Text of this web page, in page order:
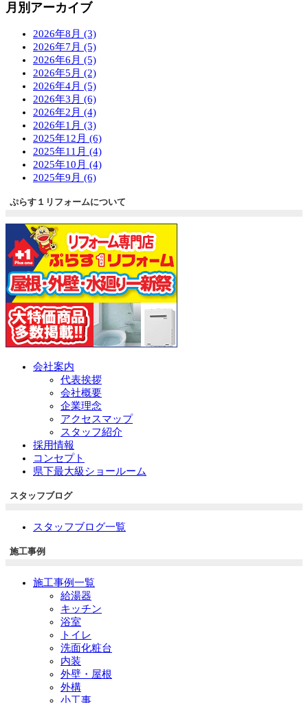
月別アーカイブ
2026年8月 (3)
2026年7月 (5)
2026年6月 (5)
2026年5月 (2)
2026年4月 (5)
2026年3月 (6)
2026年2月 (4)
2026年1月 (3)
2025年12月 (6)
2025年11月 (4)
2025年10月 (4)
2025年9月 (6)
ぷらす１リフォームについて
会社案内
代表挨拶
会社概要
企業理念
アクセスマップ
スタッフ紹介
採用情報
コンセプト
県下最大級ショールーム
スタッフブログ
スタッフブログ一覧
施工事例
施工事例一覧
給湯器
キッチン
浴室
トイレ
洗面化粧台
内装
外壁・屋根
外構
小工事